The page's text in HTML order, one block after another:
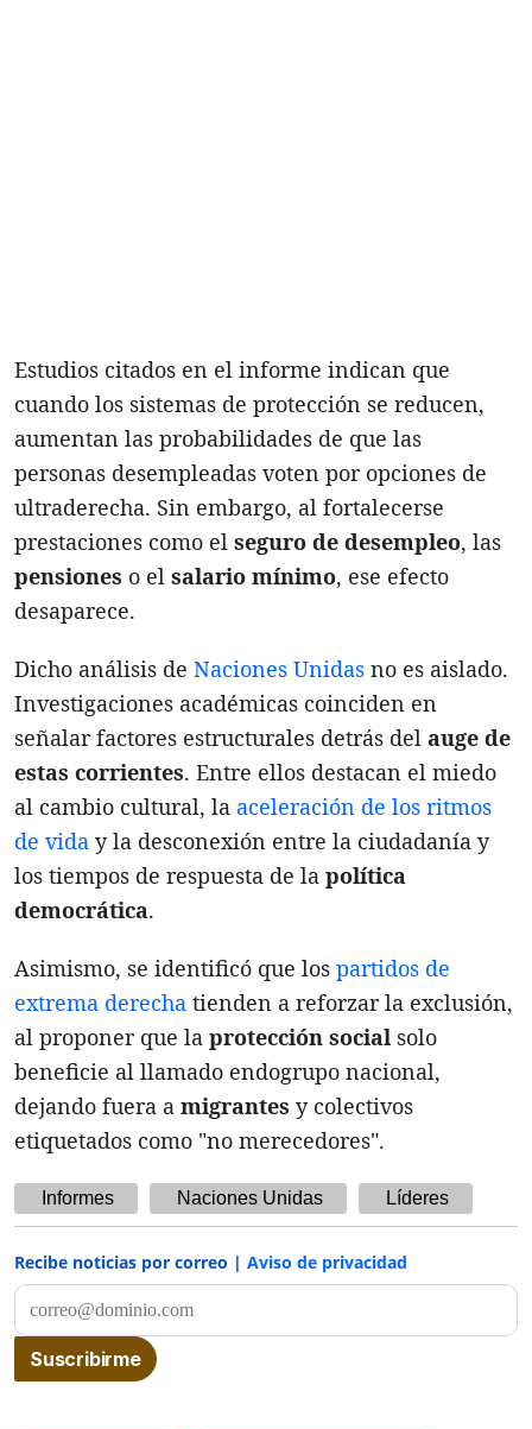
Estudios citados en el informe indican que
cuando los sistemas de protección se reducen,
aumentan las probabilidades de que las
personas desempleadas voten por opciones de
ultraderecha. Sin embargo, al fortalecerse
prestaciones como el seguro de desempleo, las
pensiones o el salario mínimo, ese efecto
desaparece.
Dicho análisis de Naciones Unidas no es aislado.
Investigaciones académicas coinciden en
señalar factores estructurales detrás del auge de
estas corrientes. Entre ellos destacan el miedo
al cambio cultural, la aceleración de los ritmos
de vida y la desconexión entre la ciudadanía y
los tiempos de respuesta de la política
democrática.
Asimismo, se identificó que los partidos de
extrema derecha tienden a reforzar la exclusión,
al proponer que la protección social solo
beneficie al llamado endogrupo nacional,
dejando fuera a migrantes y colectivos
etiquetados como "no merecedores".
Informes Naciones Unidas Líderes
Recibe noticias por correo | Aviso de privacidad